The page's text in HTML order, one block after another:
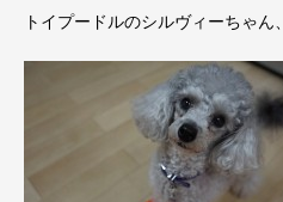
トイプードルのシルヴィーちゃん、